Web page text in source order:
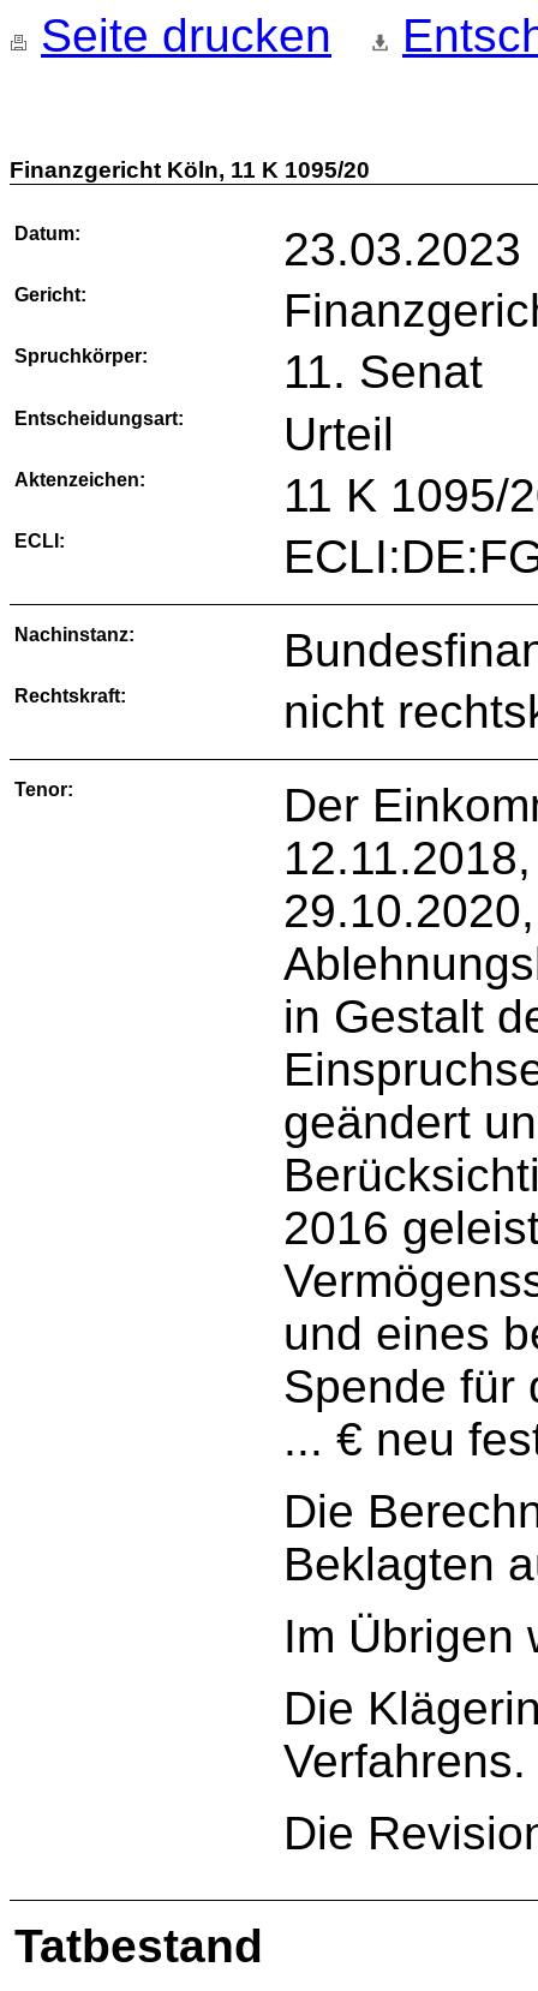
Seite drucken
Finanzgericht Köln, 11 K 1095/20
Datum: 23.03.2023
Gericht:
Spruchkörper: 11. Senat
Entscheidungsart: Urteil
Aktenzeichen: 11 K 1095/
ECLI:
Nachinstanz:
Rechtskraft: nicht
Tenor:
Der
in Gestalt
geändert
2016
und eines
Spende für
... € neu
Die
Beklagten
Im Übrigen
Die
Verfahrens.
Die
Tatbestand